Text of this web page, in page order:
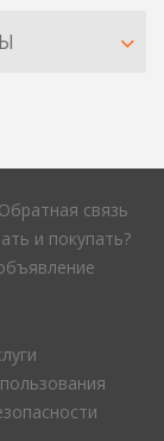
связь
и покупать?